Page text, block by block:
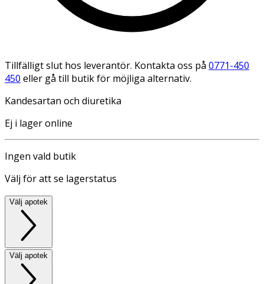
Tillfälligt slut hos leverantör. Kontakta oss på 0771-450
450 eller gå till butik för möjliga alternativ.
Kandesartan och diuretika
Ej i lager online
Ingen vald butik
Välj för att se lagerstatus
Välj apotek
Välj apotek